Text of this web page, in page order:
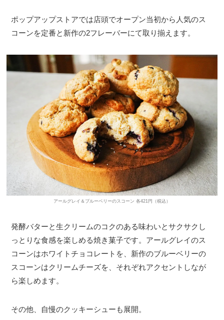
ポップアップストアでは店頭でオープン当初から人気のス
コーンを定番と新作の2フレーバーにて取り揃えます。
アールグレイ＆ブルーベリーのスコーン 各421円（税込）
発酵バターと生クリームのコクのある味わいとサクサクし
っとりな食感を楽しめる焼き菓子です。アールグレイのス
コーンはホワイトチョコレートを、新作のブルーベリーの
スコーンはクリームチーズを、それぞれアクセントしなが
ら楽しめます。
その他、自慢のクッキーシューも展開。